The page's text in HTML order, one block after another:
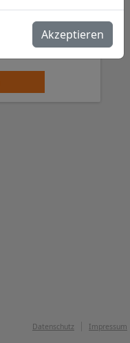
Akzeptieren
Datenschutz Impressum